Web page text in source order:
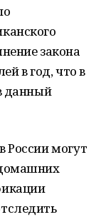
закона
в год, что в
данный
России могут